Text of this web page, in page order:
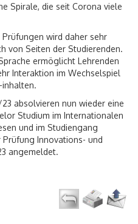
Spirale, die seit Corona viele
wird daher sehr
von Seiten der Studierenden.
ermöglicht Lehrenden
Interaktion im Wechselspiel
inhalten.
absolvieren nun wieder eine
Studium im Internationalen
und im Studiengang
Innovations- und
angemeldet.